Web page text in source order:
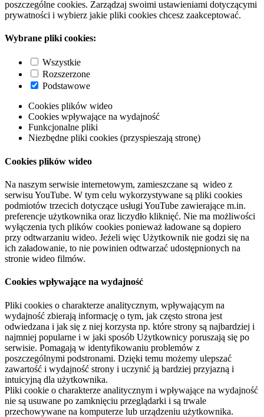
poszczególne cookies. Zarządzaj swoimi ustawieniami dotyczącymi
prywatności i wybierz jakie pliki cookies chcesz zaakceptować.
Wybrane pliki cookies:
Wszystkie
Rozszerzone
Podstawowe
Cookies plików wideo
Cookies wpływające na wydajność
Funkcjonalne pliki
Niezbędne pliki cookies (przyspieszają stronę)
Cookies plików wideo
Na naszym serwisie internetowym, zamieszczane są wideo z
serwisu YouTube. W tym celu wykorzystywane są pliki cookies
podmiotów trzecich dotyczące usługi YouTube zawierające m.in.
preferencje użytkownika oraz liczydło kliknięć. Nie ma możliwości
wyłączenia tych plików cookies ponieważ ładowane są dopiero
przy odtwarzaniu wideo. Jeżeli więc Użytkownik nie godzi się na
ich załadowanie, to nie powinien odtwarzać udostępnionych na
stronie wideo filmów.
Cookies wpływające na wydajność
Pliki cookies o charakterze analitycznym, wpływającym na
wydajność zbierają informację o tym, jak często strona jest
odwiedzana i jak się z niej korzysta np. które strony są najbardziej i
najmniej popularne i w jaki sposób Użytkownicy poruszają się po
serwisie. Pomagają w identyfikowaniu problemów z
poszczególnymi podstronami. Dzięki temu możemy ulepszać
zawartość i wydajność strony i uczynić ją bardziej przyjazną i
intuicyjną dla użytkownika.
Pliki cookie o charakterze analitycznym i wpływające na wydajność
nie są usuwane po zamknięciu przeglądarki i są trwale
przechowywane na komputerze lub urządzeniu użytkownika.